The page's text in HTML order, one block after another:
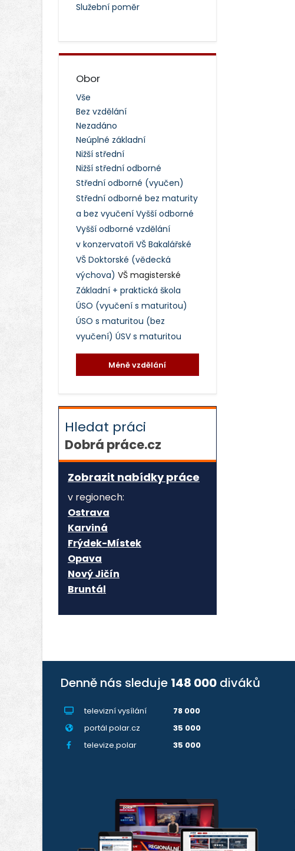
Služební poměr
Obor
Vše
Bez vzdělání
Nezadáno
Neúplné základní
Nižší střední
Nižší střední odborné
Střední odborné (vyučen)
Střední odborné bez maturity
a bez vyučení Vyšší odborné
Vyšší odborné vzdělání
v konzervatoři VŠ Bakalářské
VŠ Doktorské (vědecká
výchova) VŠ magisterské
Základní + praktická škola
ÚSO (vyučení s maturitou)
ÚSO s maturitou (bez
vyučení) ÚSV s maturitou
Méně vzdělání
Hledat práci
Dobrá práce.cz
Zobrazit nabídky práce
v regionech:
Ostrava
Karviná
Frýdek-Místek
Opava
Nový Jičín
Bruntál
Denně nás sleduje 148 000 diváků
televizní vysílání
78 000
portál polar.cz
35 000
televize.polar
35 000